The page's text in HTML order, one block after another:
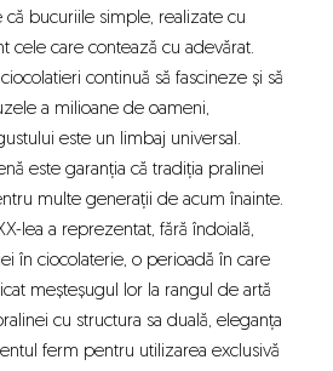
bucuriile simple, realizate cu
cele care contează cu adevărat.
continuă să fascineze și să
a milioane de oameni,
este un limbaj universal.
este garanția că tradiția pralinei
multe generații de acum înainte.
lea a reprezentat, fără îndoială,
în ciocolaterie, o perioadă în care
meșteșugul lor la rangul de artă
cu structura sa duală, eleganța
ferm pentru utilizarea exclusivă